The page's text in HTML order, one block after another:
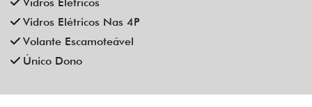
Vidros Elétricos Nas 4P
Volante Escamoteável
Único Dono